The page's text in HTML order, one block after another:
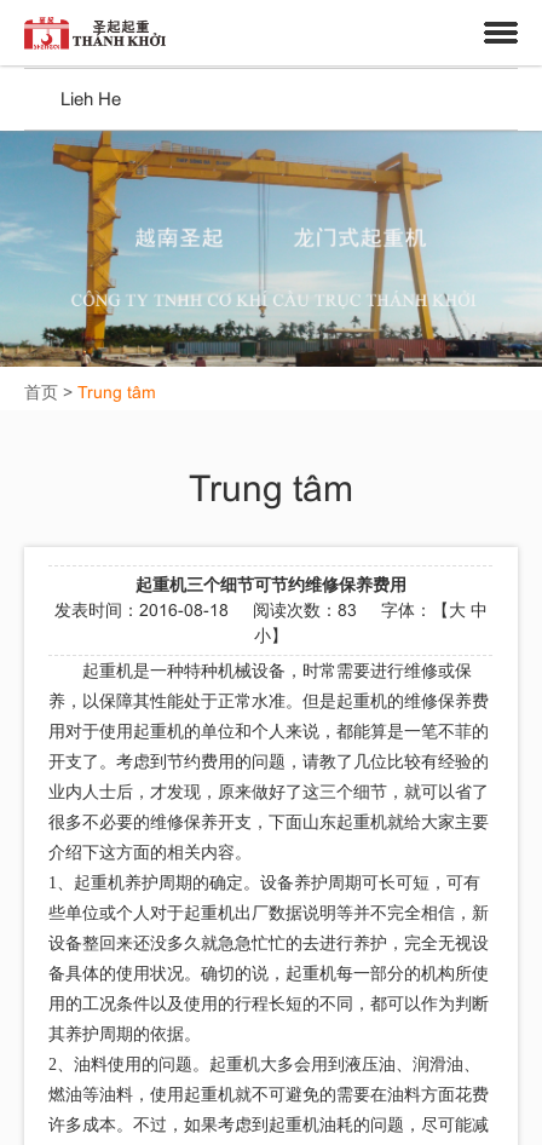
Trung tâm
Lieh He
首页 >Trung tâm
Trung tâm
起重机三个细节可节约维修保养费用
发表时间： 2016-08-18 阅读次数： 83 字体：【大 中
小】
起重机是一种特种机械设备，时常需要进行维修或保
养，以保障其性能处于正常水准。但是起重机的维修保养费
用对于使用起重机的单位和个人来说，都能算是一笔不菲的
开支了。考虑到节约费用的问题，请教了几位比较有经验的
业内人士后，才发现，原来做好了这三个细节，就可以省了
很多不必要的维修保养开支，下面山东起重机就给大家主要
介绍下这方面的相关内容。
1、起重机养护周期的确定。设备养护周期可长可短，可有
些单位或个人对于起重机出厂数据说明等并不完全相信，新
设备整回来还没多久就急急忙忙的去进行养护，完全无视设
备具体的使用状况。确切的说，起重机每一部分的机构所使
用的工况条件以及使用的行程长短的不同，都可以作为判断
其养护周期的依据。
2、油料使用的问题。起重机大多会用到液压油、润滑油、
燃油等油料，使用起重机就不可避免的需要在油料方面花费
许多成本。不过，如果考虑到起重机油耗的问题，尽可能减